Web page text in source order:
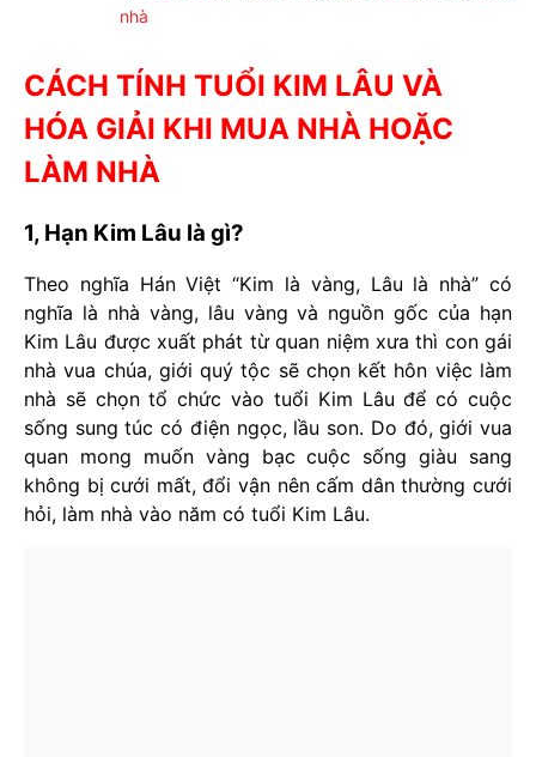
nhà
CÁCH TÍNH TUỔI KIM LÂU VÀ
HÓA GIẢI KHI MUA NHÀ HOẶC
LÀM NHÀ
1, Hạn Kim Lâu là gì?
Theo nghĩa Hán Việt “Kim là vàng, Lâu là nhà” có
nghĩa là nhà vàng, lâu vàng và nguồn gốc của hạn
Kim Lâu được xuất phát từ quan niệm xưa thì con gái
nhà vua chúa, giới quý tộc sẽ chọn kết hôn việc làm
nhà sẽ chọn tổ chức vào tuổi Kim Lâu để có cuộc
sống sung túc có điện ngọc, lầu son. Do đó, giới vua
quan mong muốn vàng bạc cuộc sống giàu sang
không bị cưới mất, đổi vận nên cấm dân thường cưới
hỏi, làm nhà vào năm có tuổi Kim Lâu.